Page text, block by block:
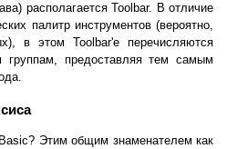
располагается Toolbar. В отличие
палитр инструментов (вероятно,
в этом Toolbar'e перечисляются
предоставляя тем самым
Этим общим знаменателем как